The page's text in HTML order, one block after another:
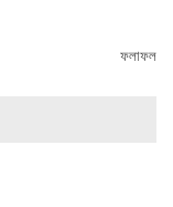
ফলাফল